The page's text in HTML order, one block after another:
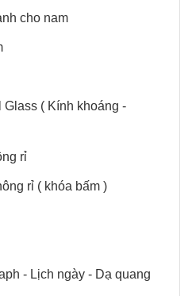
cho nam
( Kính khoáng -
rỉ
rỉ ( khóa bấm )
- Lịch ngày - Dạ quang